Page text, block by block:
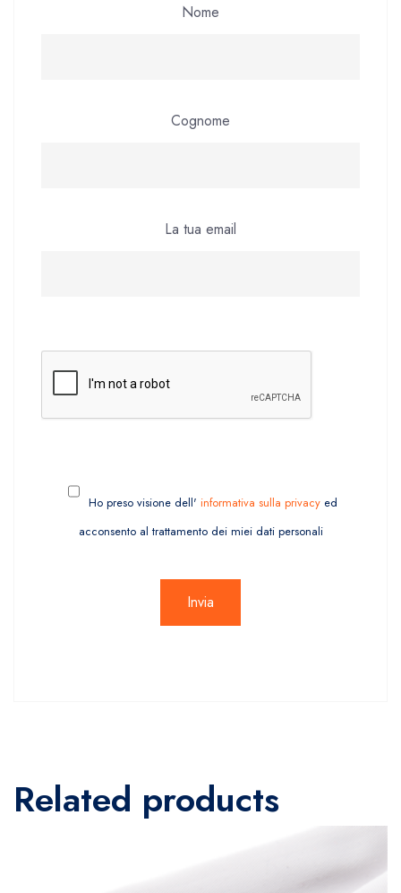
Nome
Cognome
La tua email
Ho preso visione dell' informativa sulla privacy ed
acconsento al trattamento dei miei dati personali
Related products